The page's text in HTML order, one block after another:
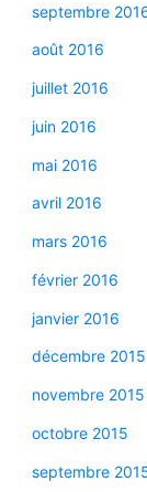
septembre
août 2016
juillet 2016
juin 2016
mai 2016
avril 2016
mars 2016
février 2016
janvier 2016
décembre 2015
novembre 2015
octobre 2015
septembre